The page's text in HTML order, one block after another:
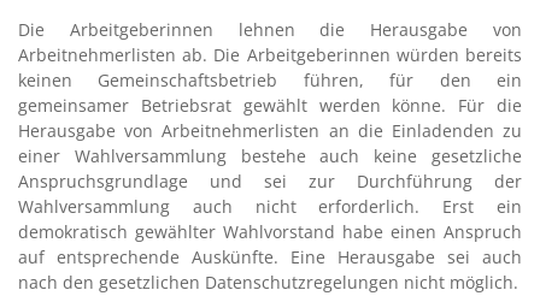
Die Arbeitgeberinnen lehnen die Herausgabe von
Arbeitnehmerlisten ab. Die Arbeitgeberinnen würden bereits
keinen Gemeinschaftsbetrieb führen, für den ein
gemeinsamer Betriebsrat gewählt werden könne. Für die
Herausgabe von Arbeitnehmerlisten an die Einladenden zu
einer Wahlversammlung bestehe auch keine gesetzliche
Anspruchsgrundlage und sei zur Durchführung der
Wahlversammlung auch nicht erforderlich. Erst ein
demokratisch gewählter Wahlvorstand habe einen Anspruch
auf entsprechende Auskünfte. Eine Herausgabe sei auch
nach den gesetzlichen Datenschutzregelungen nicht möglich.